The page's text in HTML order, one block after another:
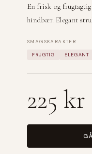
En frisk og
hindbær. Elegant
SMAGSKARAKTER
FRUGTIG ELEGANT
225 kr